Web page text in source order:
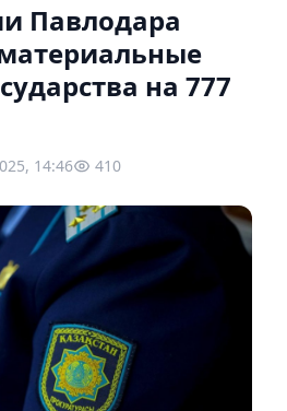
Павлодара
на 777
14:46 410